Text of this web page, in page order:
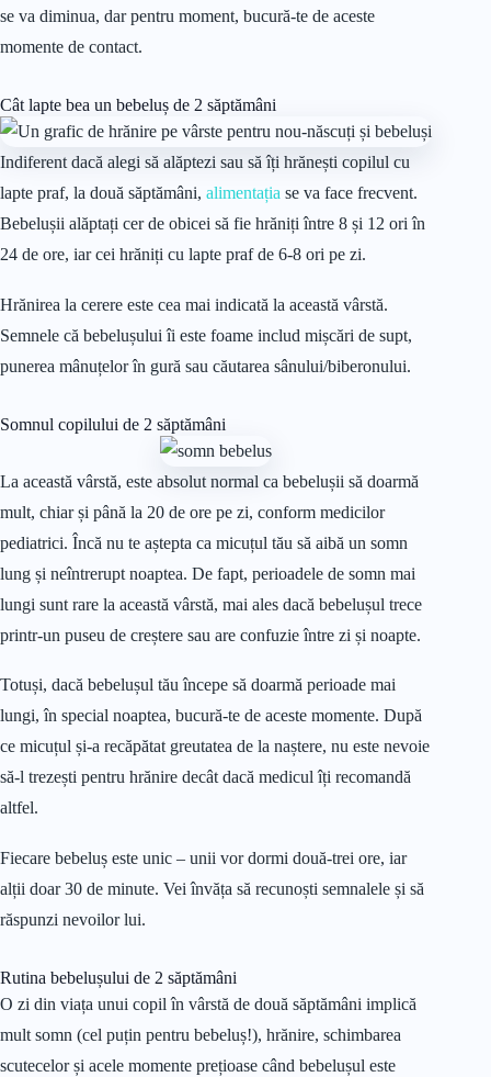
se va diminua, dar pentru moment, bucură-te de aceste
momente de contact.
Cât lapte bea un bebeluș de 2 săptămâni
Indiferent dacă alegi să alăptezi sau să îți hrănești copilul cu
lapte praf, la două săptămâni, alimentația se va face frecvent.
Bebelușii alăptați cer de obicei să fie hrăniți între 8 și 12 ori în
24 de ore, iar cei hrăniți cu lapte praf de 6-8 ori pe zi.
Hrănirea la cerere este cea mai indicată la această vârstă.
Semnele că bebelușului îi este foame includ mișcări de supt,
punerea mânuțelor în gură sau căutarea sânului/biberonului.
Somnul copilului de 2 săptămâni
La această vârstă, este absolut normal ca bebelușii să doarmă
mult, chiar și până la 20 de ore pe zi, conform medicilor
pediatrici. Încă nu te aștepta ca micuțul tău să aibă un somn
lung și neîntrerupt noaptea. De fapt, perioadele de somn mai
lungi sunt rare la această vârstă, mai ales dacă bebelușul trece
printr-un puseu de creștere sau are confuzie între zi și noapte.
Totuși, dacă bebelușul tău începe să doarmă perioade mai
lungi, în special noaptea, bucură-te de aceste momente. După
ce micuțul și-a recăpătat greutatea de la naștere, nu este nevoie
să-l trezești pentru hrănire decât dacă medicul îți recomandă
altfel.
Fiecare bebeluș este unic – unii vor dormi două-trei ore, iar
alții doar 30 de minute. Vei învăța să recunoști semnalele și să
răspunzi nevoilor lui.
Rutina bebelușului de 2 săptămâni
O zi din viața unui copil în vârstă de două săptămâni implică
mult somn (cel puțin pentru bebeluș!), hrănire, schimbarea
scutecelor și acele momente prețioase când bebelușul este